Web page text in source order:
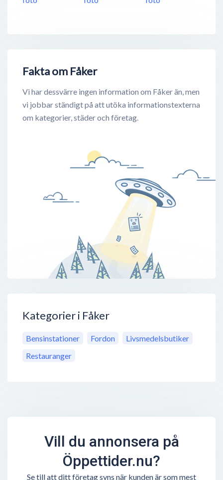
Fakta om Fåker
Vi har dessvärre ingen information om Fåker än, men
vi jobbar ständigt på att utöka informationstexterna
om kategorier, städer och företag.
Kategorier i Fåker
Bensinstationer Fordon
Livsmedelsbutiker
Restauranger
Vill du annonsera på
Öppettider.nu?
Se till att ditt företag syns när kunden är som mest